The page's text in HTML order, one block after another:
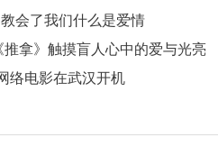
会了我们什么是爱情
拿》触摸盲人心中的爱与光亮
络电影在武汉开机